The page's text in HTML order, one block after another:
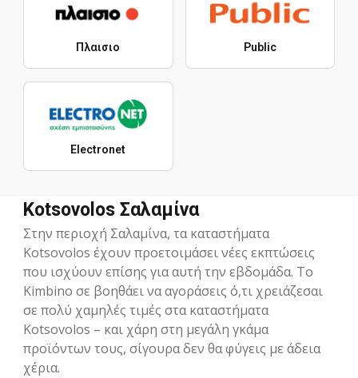
Πλαισιο Public
Electronet
Kotsovolos Σαλαμίνα
Στην περιοχή Σαλαμίνα, τα καταστήματα
Kotsovolos έχουν προετοιμάσει νέες εκπτώσεις
που ισχύουν επίσης για αυτή την εβδομάδα. Το
Kimbino σε βοηθάει να αγοράσεις ό,τι χρειάζεσαι
σε πολύ χαμηλές τιμές στα καταστήματα
Kotsovolos – και χάρη στη μεγάλη γκάμα
προϊόντων τους, σίγουρα δεν θα φύγεις με άδεια
χέρια.